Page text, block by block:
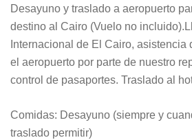
Desayuno y traslado a aeropuerto
destino al Cairo (Vuelo no incluido).Ll
Internacional de El Cairo, asistencia
el aeropuerto por parte de nuestro
control de pasaportes. Traslado al
Comidas: Desayuno (siempre y
traslado permitir)